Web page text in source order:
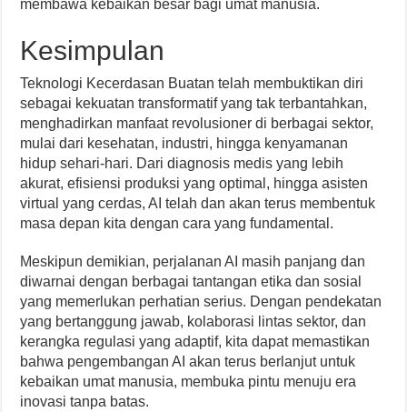
membawa kebaikan besar bagi umat manusia.
Kesimpulan
Teknologi Kecerdasan Buatan telah membuktikan diri
sebagai kekuatan transformatif yang tak terbantahkan,
menghadirkan manfaat revolusioner di berbagai sektor,
mulai dari kesehatan, industri, hingga kenyamanan
hidup sehari-hari. Dari diagnosis medis yang lebih
akurat, efisiensi produksi yang optimal, hingga asisten
virtual yang cerdas, AI telah dan akan terus membentuk
masa depan kita dengan cara yang fundamental.
Meskipun demikian, perjalanan AI masih panjang dan
diwarnai dengan berbagai tantangan etika dan sosial
yang memerlukan perhatian serius. Dengan pendekatan
yang bertanggung jawab, kolaborasi lintas sektor, dan
kerangka regulasi yang adaptif, kita dapat memastikan
bahwa pengembangan AI akan terus berlanjut untuk
kebaikan umat manusia, membuka pintu menuju era
inovasi tanpa batas.